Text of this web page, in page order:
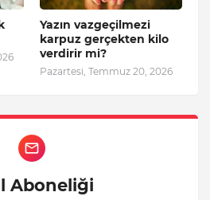
Yazın vazgeçilmezi
karpuz gerçekten kilo
verdirir mi?
Pazartesi, Temmuz 20, 2026
Aboneliği